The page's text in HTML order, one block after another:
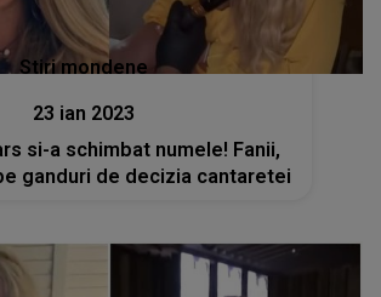
Stiri mondene
23 ian 2023
si-a schimbat numele! Fanii,
ganduri de decizia cantaretei